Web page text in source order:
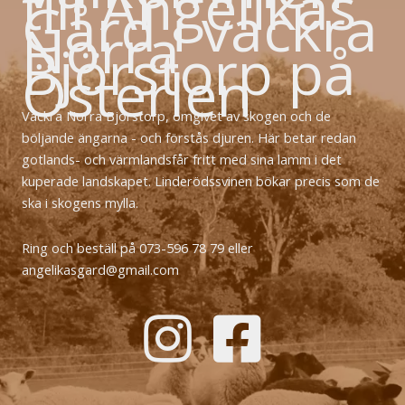
Gård i vackra
Norra
Björstorp på
Österlen
Vackra Norra Björstorp, omgivet av skogen och de
böljande ängarna - och förstås djuren. Här betar redan
gotlands- och värmlandsfår fritt med sina lamm i det
kuperade landskapet. Linderödssvinen bökar precis som de
ska i skogens mylla.
Ring och beställ på 073-596 78 79 eller
angelikasgard@gmail.com